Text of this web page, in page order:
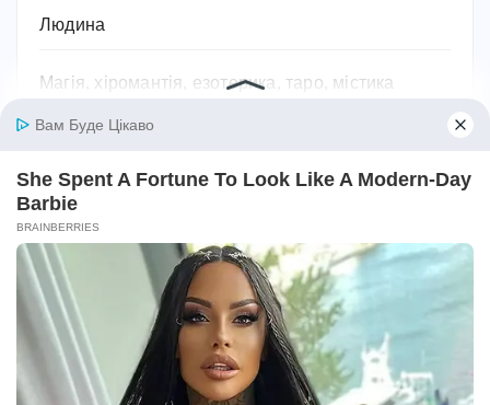
Людина
Магія, хіромантія, езотерика, таро, містика
Мотивація для спорту
Музика
Навчання
Напої